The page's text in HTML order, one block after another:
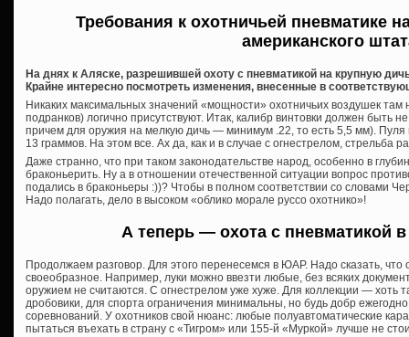
Требования к охотничьей пневматике
американского
На днях к Аляске, разрешившей охоту с пневматикой на крупную
Крайне интересно посмотреть изменения, внесенные в
Никаких максимальных значений «мощности» охотничьих воздушек
подранков) логично присутствуют. Итак, калибр винтовки должен быть
причем для оружия на мелкую дичь — минимум .22, то есть 5,5 мм).
13 граммов. На этом все. Ах да, как и в случае с огнестрелом, стрельба
Даже странно, что при таком законодательстве народ, особенно в
браконьерить. Ну а в отношении отечественной ситуации вопрос
подались в браконьеры :))? Чтобы в полном соответствии со словами
Надо полагать, дело в высоком «облико морале руссо охотнико»!
А теперь — охота с пневматикой
Продолжаем разговор. Для этого перенесемся в ЮАР. Надо сказать, что
своеобразное. Например, луки можно ввезти любые, без всяких
оружием не считаются. С огнестрелом уже хуже. Для коллекции — хоть
дробовики, для спорта ограничения минимальны, но будь добр
соревнований. У охотников свой нюанс: любые полуавтоматические
пытаться въехать в страну с «Тигром» или 155-й «Муркой» лучше не